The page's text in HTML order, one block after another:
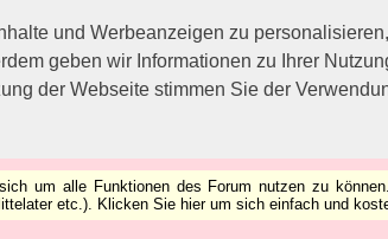
und Werbeanzeigen zu
geben wir Informationen zu Ihrer
der Webseite stimmen Sie der
alle Funktionen des Forums nutzen zu können.
Bilderbetrachten.
Schliessen
um alle Funktionen des Forum nutzen zu
etc.). Klicken Sie hier um sich einfach und